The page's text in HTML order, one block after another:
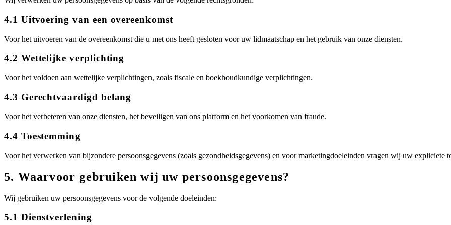
4.1 Uitvoering van een overeenkomst
Voor het uitvoeren van de overeenkomst die u met ons heeft gesloten voor uw lidmaatschap en het gebruik van onze diensten.
4.2 Wettelijke verplichting
Voor het voldoen aan wettelijke verplichtingen, zoals fiscale en boekhoudkundige verplichtingen.
4.3 Gerechtvaardigd belang
Voor het verbeteren van onze diensten, het beveiligen van ons platform en het voorkomen van fraude.
4.4 Toestemming
Voor het verwerken van bijzondere persoonsgegevens (zoals gezondheidsgegevens) en voor marketingdoeleinden vragen wij uw expliciete
5. Waarvoor gebruiken wij uw persoonsgegevens?
Wij gebruiken uw persoonsgegevens voor de volgende doeleinden:
5.1 Dienstverlening